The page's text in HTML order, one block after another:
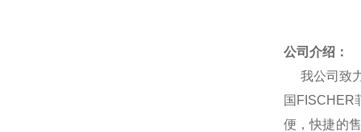
公司介绍：
我公司致力
国FISCHER
便，快捷的